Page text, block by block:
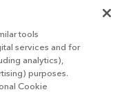
tools
services and for
analytics),
purposes.
Cookie